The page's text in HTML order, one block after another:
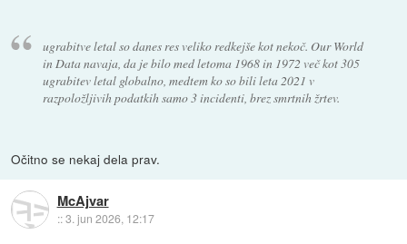
ugrabitve letal so danes res veliko redkejše kot nekoč. Our World
in Data navaja, da je bilo med letoma 1968 in 1972 več kot 305
ugrabitev letal globalno, medtem ko so bili leta 2021 v
razpoložljivih podatkih samo 3 incidenti, brez smrtnih žrtev.
Očitno se nekaj dela prav.
McAjvar
::3. jun 2026, 12:17